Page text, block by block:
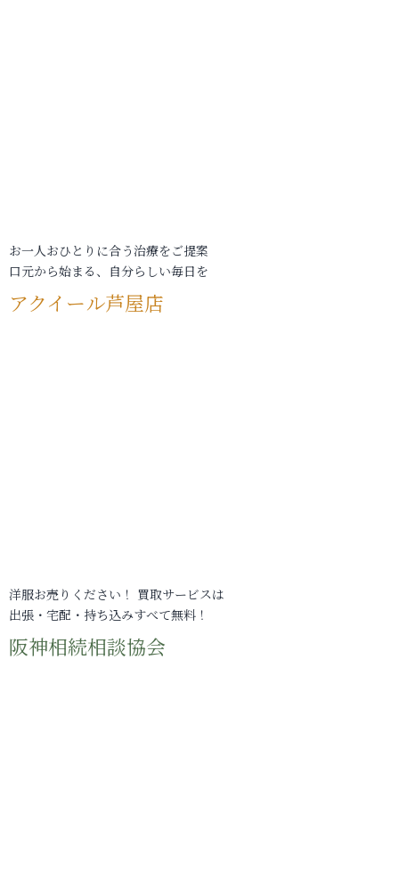
お一人おひとりに合う治療をご提案
口元から始まる、自分らしい毎日を
アクイール芦屋店
洋服お売りください！ 買取サービスは
出張・宅配・持ち込みすべて無料！
阪神相続相談協会